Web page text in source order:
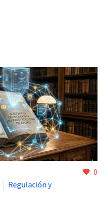
0
Regulación y